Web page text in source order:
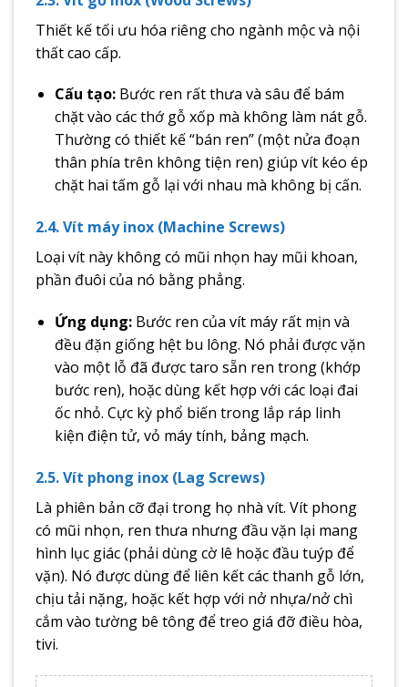
Thiết kế tối ưu hóa riêng cho ngành mộc và nội
thất cao cấp.
Cấu tạo:Bước ren rất thưa và sâu để bám
chặt vào các thớ gỗ xốp mà không làm nát gỗ.
Thường có thiết kế “bán ren” (một nửa đoạn
thân phía trên không tiện ren) giúp vít kéo ép
chặt hai tấm gỗ lại với nhau mà không bị cấn.
2.4. Vít máy inox (Machine Screws)
Loại vít này không có mũi nhọn hay mũi khoan,
phần đuôi của nó bằng phẳng.
Ứng dụng:Bước ren của vít máy rất mịn và
đều đặn giống hệt bu lông. Nó phải được vặn
vào một lỗ đã được taro sẵn ren trong (khớp
bước ren), hoặc dùng kết hợp với các loại đai
ốc nhỏ. Cực kỳ phổ biến trong lắp ráp linh
kiện điện tử, vỏ máy tính, bảng mạch.
2.5. Vít phong inox (Lag Screws)
Là phiên bản cỡ đại trong họ nhà vít. Vít phong
có mũi nhọn, ren thưa nhưng đầu vặn lại mang
hình lục giác (phải dùng cờ lê hoặc đầu tuýp để
vặn). Nó được dùng để liên kết các thanh gỗ lớn,
chịu tải nặng, hoặc kết hợp với nở nhựa/nở chì
cắm vào tường bê tông để treo giá đỡ điều hòa,
tivi.